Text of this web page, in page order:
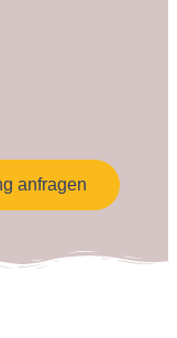
anfragen